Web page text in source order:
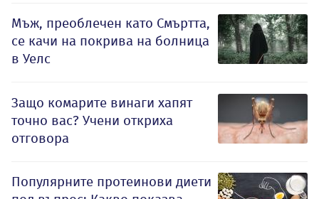
Мъж, преоблечен като Смъртта,
се качи на покрива на болница
в Уелс
Защо комарите винаги хапят
точно вас? Учени откриха
отговора
Популярните протеинови диети